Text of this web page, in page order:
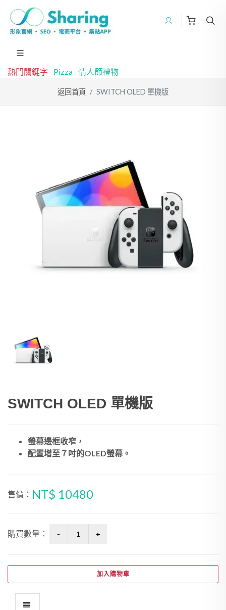
熱門關鍵字 Pizza 情人節禮物
返回首頁 SWITCH OLED 單機版
SWITCH OLED 單機版
螢幕邊框收窄，
配置增至７吋的OLED螢幕。
售價： NT$ 10480
購買數量：
加入購物車